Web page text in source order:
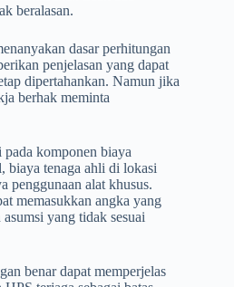
beralasan.
dasar perhitungan
penjelasan yang dapat
dipertahankan. Namun jika
berhak meminta
komponen biaya
biaya tenaga ahli di lokasi
penggunaan alat khusus.
memasukkan angka yang
yang tidak sesuai
benar dapat memperjelas